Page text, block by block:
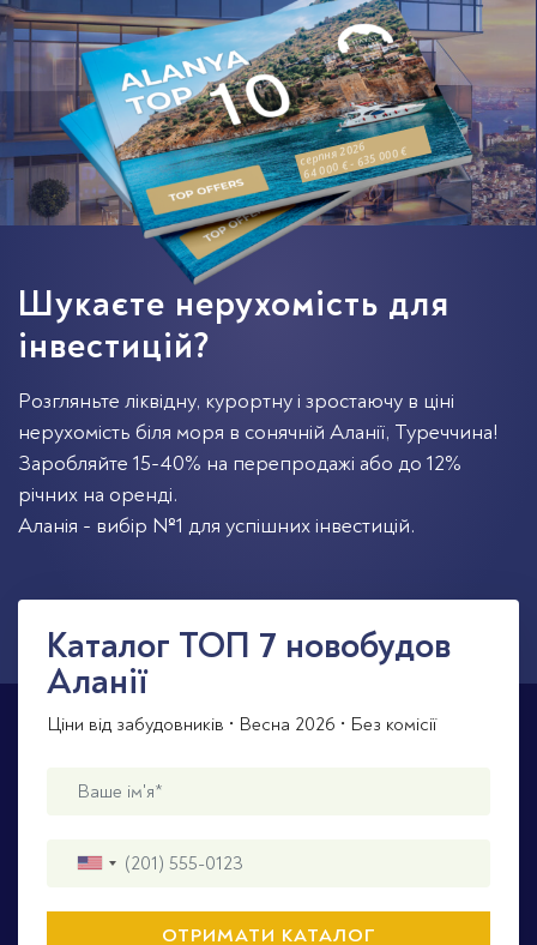
серпня 2026
64 000 € - 635 000 €
Шукаєте нерухомість для
інвестицій?
Розгляньте ліквідну, курортну і зростаючу в ціні
нерухомість біля моря в сонячній Аланії, Туреччина!
Заробляйте 15-40% на перепродажі або до 12%
річних на оренді.
Аланія - вибір №1 для успішних інвестицій.
Каталог TOП 7 новобудов
Аланії
Ціни від забудовників • Весна 2026 • Без комісії